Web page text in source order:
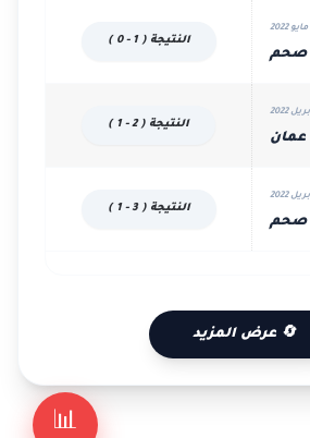
📊
النتيجة ( 1 - 0 )
النتيجة ( 2 - 1 )
النتيجة ( 3 - 1 )
🔄 عرض المزيد